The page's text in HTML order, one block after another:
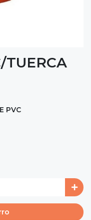
TUERCA
PVC